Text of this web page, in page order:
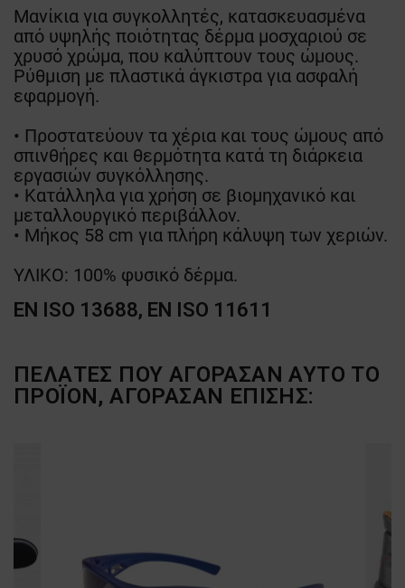
Μανίκια για συγκολλητές, κατασκευασμένα
από υψηλής ποιότητας δέρμα μοσχαριού σε
χρυσό χρώμα, που καλύπτουν τους ώμους.
Ρύθμιση με πλαστικά άγκιστρα για ασφαλή
εφαρμογή.
• Προστατεύουν τα χέρια και τους ώμους από
σπινθήρες και θερμότητα κατά τη διάρκεια
εργασιών συγκόλλησης.
• Κατάλληλα για χρήση σε βιομηχανικό και
μεταλλουργικό περιβάλλον.
• Μήκος 58 cm για πλήρη κάλυψη των χεριών.
ΥΛΙΚΟ: 100% φυσικό δέρμα.
EN ISO 13688, EN ISO 11611
ΠΕΛΆΤΕΣ ΠΟΥ ΑΓΌΡΑΣΑΝ ΑΥΤΌ ΤΟ
ΠΡΟΪΌΝ, ΑΓΌΡΑΣΑΝ ΕΠΊΣΗΣ: